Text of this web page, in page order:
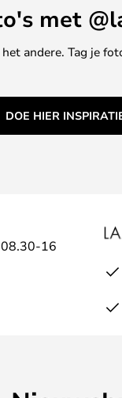
met
andere. Tag je
DOE HIER
16